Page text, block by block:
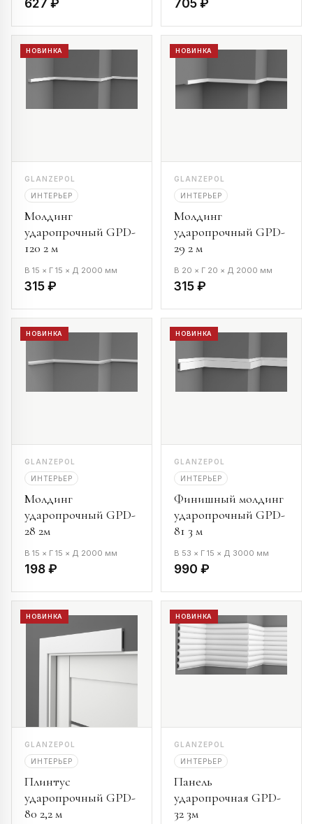
627 ₽ 705 ₽
НОВИНКА
GLANZEPOL
ИНТЕРЬЕР
Молдинг
ударопрочный GPD-
120 2 м
В 15 × Г 15 × Д 2000 мм
315 ₽
НОВИНКА
GLANZEPOL
ИНТЕРЬЕР
Молдинг
ударопрочный GPD-
29 2 м
В 20 × Г 20 × Д 2000 мм
315 ₽
НОВИНКА
GLANZEPOL
ИНТЕРЬЕР
Молдинг
ударопрочный GPD-
28 2м
В 15 × Г 15 × Д 2000 мм
198 ₽
НОВИНКА
GLANZEPOL
ИНТЕРЬЕР
Финишный молдинг
ударопрочный GPD-
81 3 м
В 53 × Г 15 × Д 3000 мм
990 ₽
НОВИНКА
GLANZEPOL
ИНТЕРЬЕР
Плинтус
ударопрочный GPD-
80 2,2 м
НОВИНКА
GLANZEPOL
ИНТЕРЬЕР
Панель
ударопрочная GPD-
32 3м